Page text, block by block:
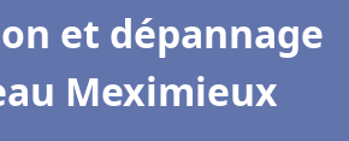
et dépannage
Meximieux